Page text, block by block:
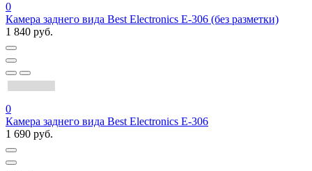
0
Камера заднего вида Best Electronics E-306 (без разметки)
1 840 руб.
0
Камера заднего вида Best Electronics Е-306
1 690 руб.